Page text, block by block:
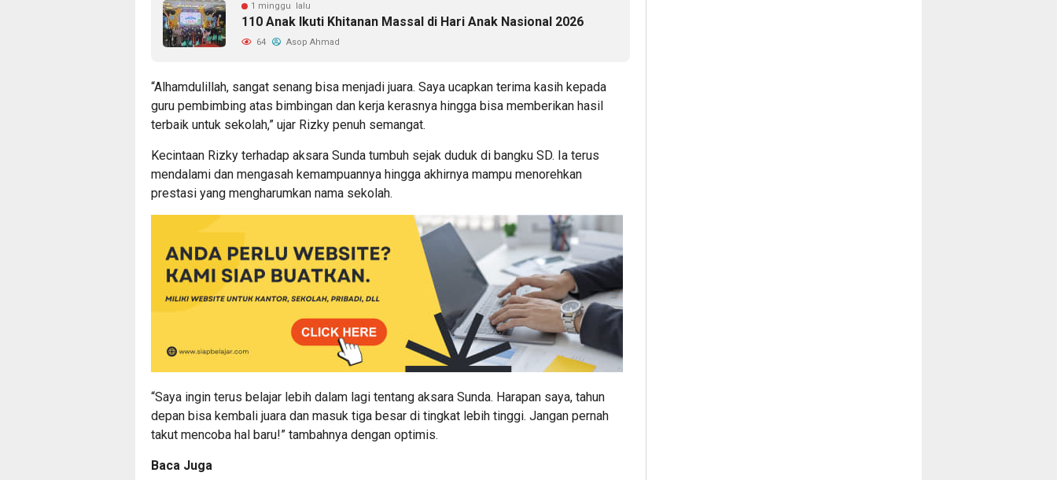
1 minggu lalu
110 Anak Ikuti Khitanan Massal di Hari Anak Nasional 2026
64 Asop Ahmad
“Alhamdulillah, sangat senang bisa menjadi juara. Saya ucapkan terima kasih kepada
guru pembimbing atas bimbingan dan kerja kerasnya hingga bisa memberikan hasil
terbaik untuk sekolah,” ujar Rizky penuh semangat.
Kecintaan Rizky terhadap aksara Sunda tumbuh sejak duduk di bangku SD. Ia terus
mendalami dan mengasah kemampuannya hingga akhirnya mampu menorehkan
prestasi yang mengharumkan nama sekolah.
“Saya ingin terus belajar lebih dalam lagi tentang aksara Sunda. Harapan saya, tahun
depan bisa kembali juara dan masuk tiga besar di tingkat lebih tinggi. Jangan pernah
takut mencoba hal baru!” tambahnya dengan optimis.
Baca Juga